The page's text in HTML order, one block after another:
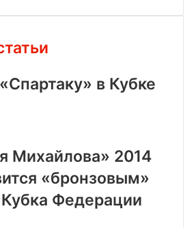
в Кубке
Михайлова» 2014
«бронзовым»
Федерации